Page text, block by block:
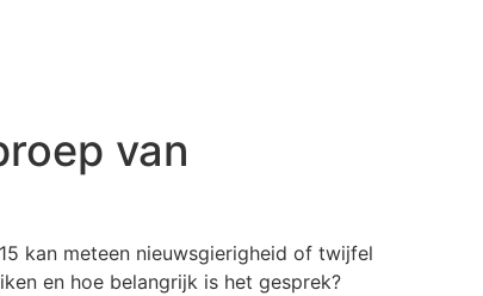
van
kan meteen nieuwsgierigheid of twijfel
en hoe belangrijk is het gesprek?